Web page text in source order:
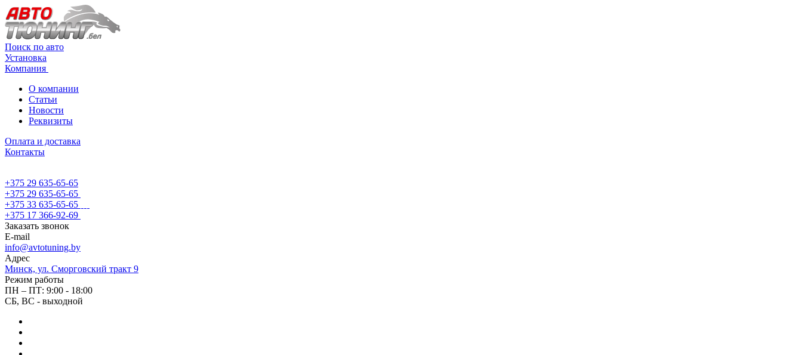
Поиск по авто
Установка
Компания
О компании
Статьи
Новости
Реквизиты
Оплата и доставка
Контакты
+375 29 635-65-65
+375 29 635-65-65
+375 33 635-65-65
+375 17 366-92-69
Заказать звонок
E-mail
info@avtotuning.by
Адрес
Минск, ул. Сморговский тракт 9
Режим работы
ПН – ПТ: 9:00 - 18:00
СБ, ВС - выходной